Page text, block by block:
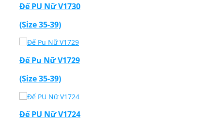
Đế PU Nữ V1730
(Size 35-39)
Đế Pu Nữ V1729
(Size 35-39)
Đế PU Nữ V1724